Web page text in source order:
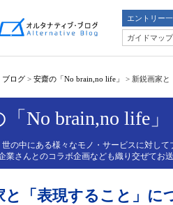
エントリー
ガイドマップ
ブログ > 安齋の「No brain,no life」 > 新鋭画家と
No brain,no life」
の中にある様々なモノ・サービスに対し
業さんとのコラボ企画なども織り交ぜてお
と「表現すること」に